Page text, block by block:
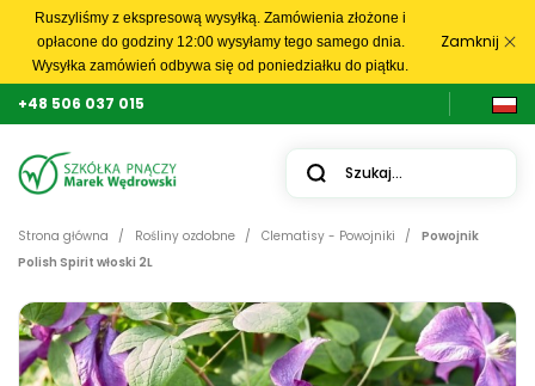
Ruszyliśmy z ekspresową wysyłką. Zamówienia złożone i
opłacone do godziny 12:00 wysyłamy tego samego dnia.
Wysyłka zamówień odbywa się od poniedziałku do piątku.
Zamknij
+48 506 037 015
Strona główna Rośliny ozdobne Clematisy - Powojniki
Powojnik
Polish Spirit włoski 2L